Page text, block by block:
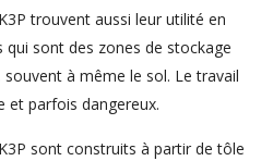
trouvent aussi leur utilité en
sont des zones de stockage
à même le sol. Le travail
et parfois dangereux.
sont construits à partir de tôle